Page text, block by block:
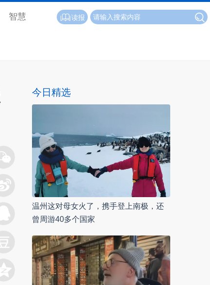
智慧 读报
今日精选
温州这对母女火了，携手登上南极，还
曾周游40多个国家